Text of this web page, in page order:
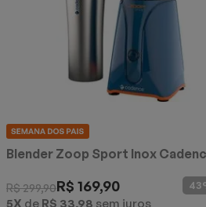
Blender Zoop Sport Inox
R$ 299,90R$ 169,90
5X de R$ 33,98 sem juros